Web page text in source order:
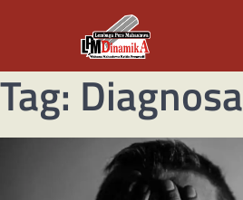
Tag: Diagnosa